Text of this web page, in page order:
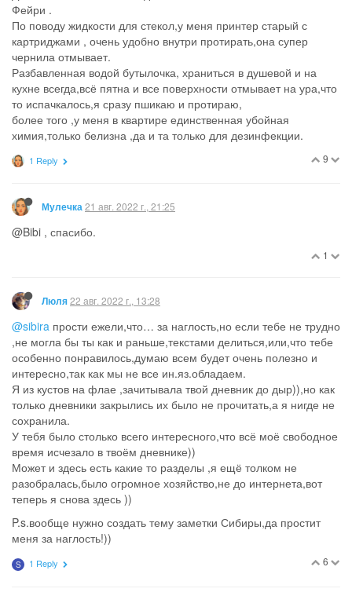
2 Replies
Мулечка 21 авг. 2022 г., 20:52
@Bibi , уточняю, речь идёт о Фери для мытья окон? Я как-то
пробовала с ним зеркала мыть, остались разводы. Может,
слишком много добавила.
Как ты используешь ещё средства для мытья окон?
0
Люля 21 авг. 2022 г., 20:57
@Мулечка
нет,обычный Фейри для посуды, только вот,я
посуду им сто лет не мою,а так же не по назначению везде
Мулечка21 авг. 2022 г., 20:59
Пользователь @Bibi написал вИИ... Используем имеющееся:
но жидкость для стекол , всё равно покупаю,так как у нее
широкий спектр использования,не по назначению
@Bibi , я про это
Люля21 авг. 2022 г., 21:20
У меня длинные волосы и я много использую средств,для
облегчения расчёсывания(спреев) ,после остаётся много
пустых флаконов,я в них заливаю воду ,потом добавляю Фери
,такой консистенции- какая мне необходима,так же в таких